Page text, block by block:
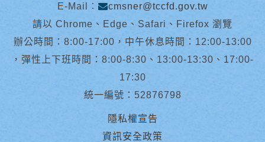
E-Mail︰
cmsner@tccfd.gov.tw
請以 Chrome、Edge、Safari、Firefox 瀏覽
辦公時間：8:00-17:00，中午休息時間：12:00-13:00
，彈性上下班時間：8:00-8:30、13:00-13:30、17:00-
17:30
統一編號：52876798
隱私權宣告
資訊安全政策